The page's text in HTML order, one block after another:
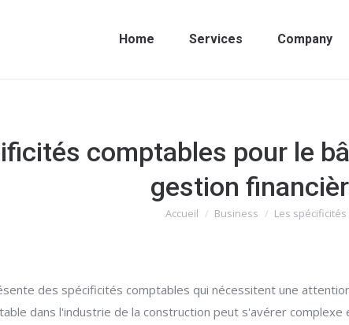
Home Services Company
comptables pour le
gestion
Vous êtes ici :
Accueil Business Les
des spécificités comptables qui nécessitent une
dans l'industrie de la construction peut s'avérer